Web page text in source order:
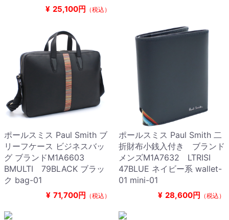
¥ 25,100円 （税込）
ポールスミス Paul Smith ブ
リーフケース ビジネスバッ
グ ブランドM1A6603
BMULTI 79BLACK ブラッ
ク bag-01
¥ 71,700円 （税込）
ポールスミス Paul Smith 二
折財布小銭入付き ブランド
メンズM1A7632 LTRISI
47BLUE ネイビー系 wallet-
01 mini-01
¥ 28,600円 （税込）